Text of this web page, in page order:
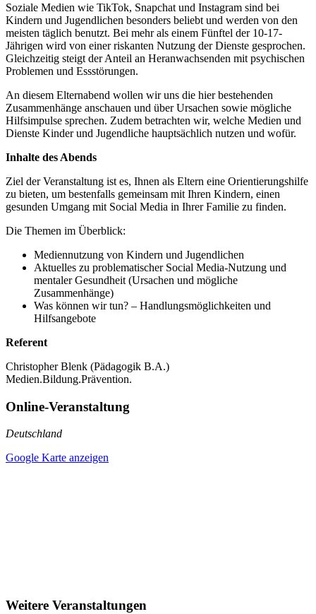
Soziale Medien wie TikTok, Snapchat und Instagram sind bei
Kindern und Jugendlichen besonders beliebt und werden von den
meisten täglich benutzt. Bei mehr als einem Fünftel der 10-17-
Jährigen wird von einer riskanten Nutzung der Dienste gesprochen.
Gleichzeitig steigt der Anteil an Heranwachsenden mit psychischen
Problemen und Essstörungen.
An diesem Elternabend wollen wir uns die hier bestehenden
Zusammenhänge anschauen und über Ursachen sowie mögliche
Hilfsimpulse sprechen. Zudem betrachten wir, welche Medien und
Dienste Kinder und Jugendliche hauptsächlich nutzen und wofür.
Inhalte des Abends
Ziel der Veranstaltung ist es, Ihnen als Eltern eine Orientierungshilfe
zu bieten, um bestenfalls gemeinsam mit Ihren Kindern, einen
gesunden Umgang mit Social Media in Ihrer Familie zu finden.
Die Themen im Überblick:
Mediennutzung von Kindern und Jugendlichen
Aktuelles zu problematischer Social Media-Nutzung und
mentaler Gesundheit (Ursachen und mögliche
Zusammenhänge)
Was können wir tun? – Handlungsmöglichkeiten und
Hilfsangebote
Referent
Christopher Blenk (Pädagogik B.A.)
Medien.Bildung.Prävention.
Online-Veranstaltung
Deutschland
Google Karte anzeigen
Weitere Veranstaltungen